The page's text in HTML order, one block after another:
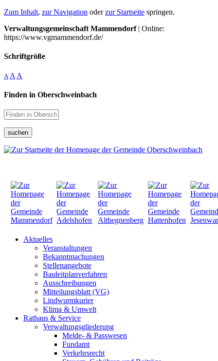
Zum Inhalt, zur Navigation oderzur Startseite springen.
Verwaltungsgemeinschaft Mammendorf| Online:
https://www.vgmammendorf.de/
Schriftgröße
A A A
Finden in Oberschweinbach
suchen
Aktuelles
Veranstaltungen
Bekanntmachungen
Stellenangebote
Bauleitplanverfahren
Ausschreibungen
Mitteilungsblatt (VG)
Lindwurmkurier
Klima & Umwelt
Rathaus & Service
Verwaltungsgliederung
Melde- & Passwesen
Fundamt
Verkehrsrecht